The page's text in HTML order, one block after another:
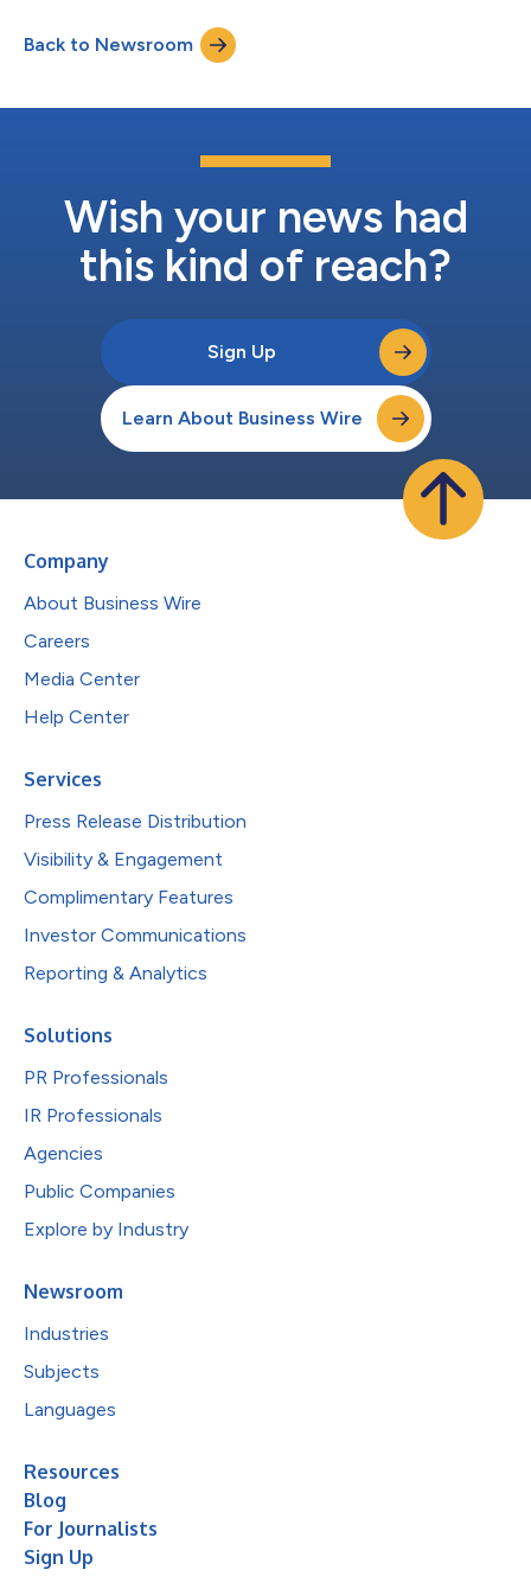
Mandel也加入了投資陣容。 Binarly由安全先驅Alex Matrosov和
Claudiu Teodorescu共同創立，他們曾在NVIDIA、英特爾公司、
ESET、黑莓、Cylance和FireEye從事硬體和軟體安全工作。
到嘉獎，他同時也是開創性著作《Rootkits and Bootkits》一書的
Back to Newsroom
Wish your news had
this kind of reach?
Sign Up
Learn About Business Wire
Company
About Business Wire
Careers
Media Center
Help Center
Services
Press Release Distribution
Visibility & Engagement
Complimentary Features
Investor Communications
Reporting & Analytics
Solutions
PR Professionals
IR Professionals
Agencies
Public Companies
Explore by Industry
Newsroom
Industries
Subjects
Languages
Resources
Blog
For Journalists
Sign Up